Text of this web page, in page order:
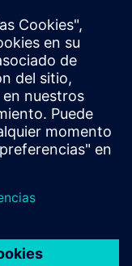
y busca un
sea presencial,
Tras facilitarnos
le